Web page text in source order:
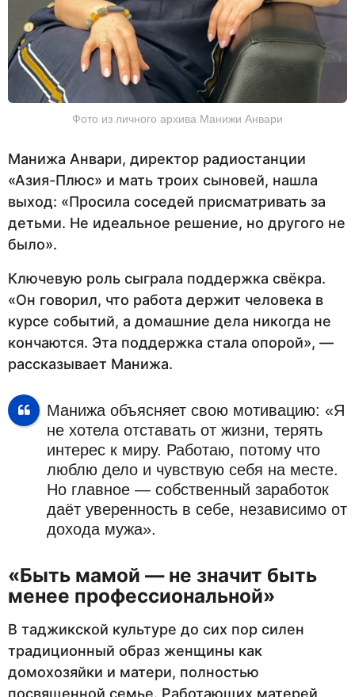
Фото из личного архива Манижи Анвари
Манижа Анвари, директор радиостанции
«Азия-Плюс» и мать троих сыновей, нашла
выход: «Просила соседей присматривать за
детьми. Не идеальное решение, но другого не
было».
Ключевую роль сыграла поддержка свёкра.
«Он говорил, что работа держит человека в
курсе событий, а домашние дела никогда не
кончаются. Эта поддержка стала опорой», —
рассказывает Манижа.
Манижа объясняет свою мотивацию: «Я
не хотела отставать от жизни, терять
интерес к миру. Работаю, потому что
люблю дело и чувствую себя на месте.
Но главное — собственный заработок
даёт уверенность в себе, независимо от
дохода мужа».
«Быть мамой — не значит быть
менее профессиональной»
В таджикской культуре до сих пор силен
традиционный образ женщины как
домохозяйки и матери, полностью